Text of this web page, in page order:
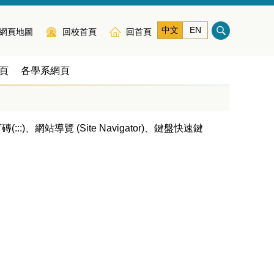
頁地圖 回校首頁 回首頁 中文 EN
各學系網頁
(:::)、網站導覽 (Site Navigator)、鍵盤快速鍵